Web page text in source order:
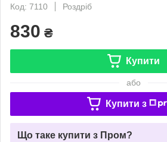
Код: 7110
Роздріб
830 ₴
Купити
або
Купити з
Що таке купити з Пром?